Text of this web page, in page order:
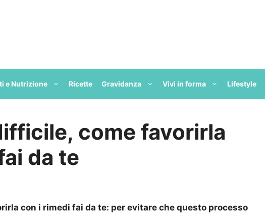
e Nutrizione Ricette Gravidanza Vivi in forma Lifestyle
come favorirla
da te
con i rimedi fai da te: per evitare che questo processo